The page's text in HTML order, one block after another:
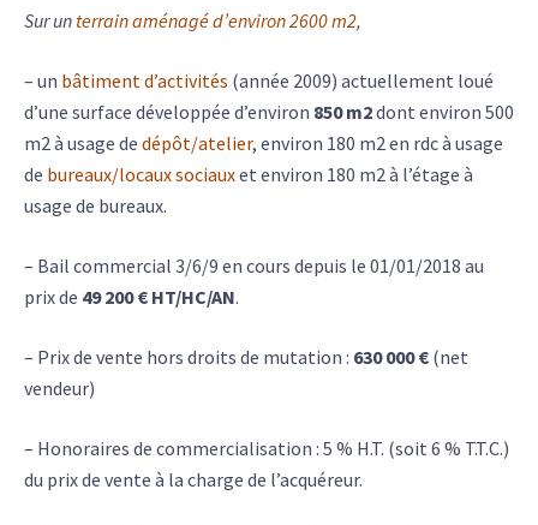
Sur un terrain aménagé d’environ 2600 m2,
– un bâtiment d’activités (année 2009) actuellement loué
d’une surface développée d’environ 850 m2dont environ 500
m2 à usage de dépôt/atelier, environ 180 m2 en rdc à usage
de bureaux/locaux sociauxet environ 180 m2 à l’étage à
usage de bureaux.
– Bail commercial 3/6/9 en cours depuis le 01/01/2018 au
prix de 49 200 € HT/HC/AN.
– Prix de vente hors droits de mutation : 630 000 € (net
vendeur)
– Honoraires de commercialisation : 5 % H.T. (soit 6 % T.T.C.)
du prix de vente à la charge de l’acquéreur.